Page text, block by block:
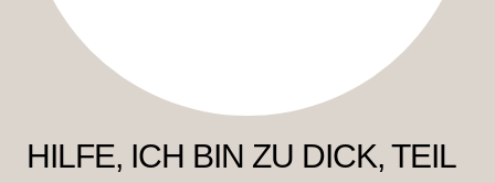
HILFE, ICH BIN ZU DICK, TEIL